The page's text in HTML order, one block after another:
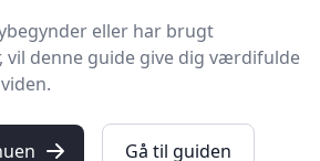
eller har brugt
vil denne guide give dig værdifulde
Gå til guiden